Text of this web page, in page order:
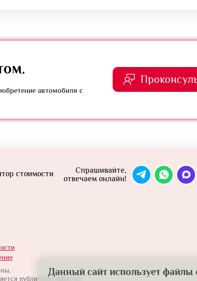
автомобиля с
стоимости
Спрашивайте,
отвечаем онлайн!
публичной офертой.
Данный сайт использует файлы